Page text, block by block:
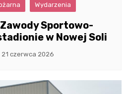
Wydarzenia
Sportowo-
w Nowej Soli
21 czerwca 2026